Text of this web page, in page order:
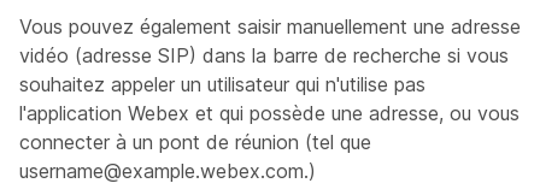
Vous pouvez également saisir manuellement une adresse
vidéo (adresse SIP) dans la barre de recherche si vous
souhaitez appeler un utilisateur qui n'utilise pas
l'application Webex et qui possède une adresse, ou vous
connecter à un pont de réunion (tel que
username@example.webex.com.)